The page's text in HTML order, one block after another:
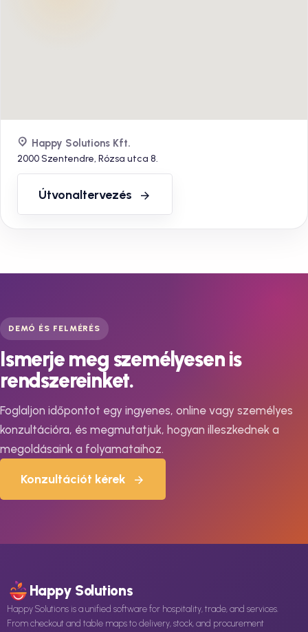
Happy Solutions Kft.
2000 Szentendre, Rózsa utca 8.
Útvonaltervezés
DEMÓ ÉS FELMÉRÉS
Ismerje meg személyesen is
rendszereinket.
Foglaljon időpontot egy ingyenes, online vagy személyes
konzultációra, és megmutatjuk, hogyan illeszkednek a
megoldásaink a folyamataihoz.
Konzultációt kérek
Happy Solutions
Happy Solutions is a unified software for hospitality, trade, and services.
From checkout and table maps to delivery, stock, and procurement